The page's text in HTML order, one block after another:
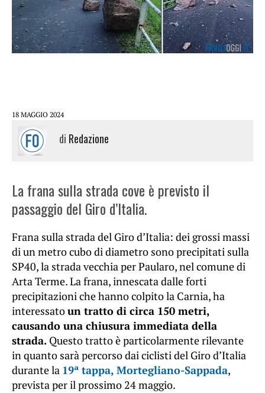
18 MAGGIO 2024
di Redazione
La frana sulla strada cove è previsto il
passaggio del Giro d’Italia.
Frana sulla strada del Giro d’Italia: dei grossi massi
di un metro cubo di diametro sono precipitati sulla
SP40, la strada vecchia per Paularo, nel comune di
Arta Terme. La frana, innescata dalle forti
precipitazioni che hanno colpito la Carnia, ha
interessatoun tratto di circa 150 metri,
causando una chiusura immediata della
strada. Questo tratto è particolarmente rilevante
in quanto sarà percorso dai ciclisti del Giro d’Italia
durante la 19ª tappa, Mortegliano-Sappada,
prevista per il prossimo 24 maggio.